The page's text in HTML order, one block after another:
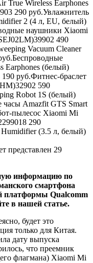
Wireless Earphones
3 290 руб.Увлажнитель
2 (4 л, EU, белый)
наушники Xiaomi
39902 490
Vacuum Cleaner
Беспроводные
Earphones (белый)
190 руб.Фитнес-браслет
32902 590
Robot 1S (белый)
Amazfit GTS Smart
пылесос Xiaomi Mi
18 290
(3.5 л, белый)
представлен 29
информацию по
смартфона
платформы Qualcomm
в нашей статье.
будет это
только для Китая.
дату выпуска
что преемник
флагмана) Xiaomi Mi